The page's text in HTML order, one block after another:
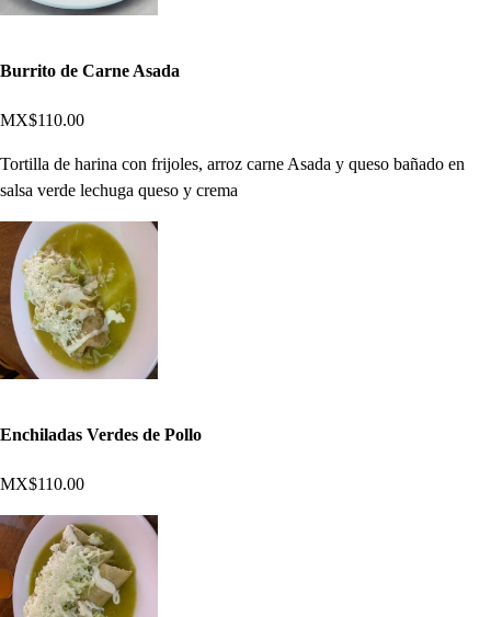
Burrito de Carne Asada
MX$110.00
Tortilla de harina con frijoles, arroz carne Asada y queso bañado en
salsa verde lechuga queso y crema
Enchiladas Verdes de Pollo
MX$110.00